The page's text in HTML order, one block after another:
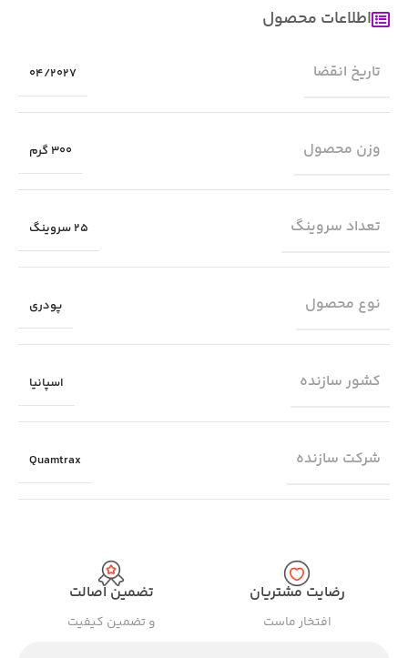
اطلاعات محصول
تاریخ انقضا 04/2027
وزن محصول 300 گرم
تعداد سروینگ 25 سروینگ
نوع محصول پودری
کشور سازنده اسپانیا
شرکت سازنده Quamtrax
رضایت مشتریان
افتخار ماست
تضمین اصالت
و تضمین کیفیت